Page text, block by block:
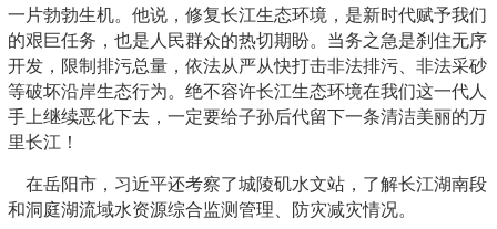
一片勃勃生机。他说，修复长江生态环境，是新时代赋予我们
的艰巨任务，也是人民群众的热切期盼。当务之急是刹住无序
开发，限制排污总量，依法从严从快打击非法排污、非法采砂
等破坏沿岸生态行为。绝不容许长江生态环境在我们这一代人
手上继续恶化下去，一定要给子孙后代留下一条清洁美丽的万
里长江！
在岳阳市，习近平还考察了城陵矶水文站，了解长江湖南段
和洞庭湖流域水资源综合监测管理、防灾减灾情况。